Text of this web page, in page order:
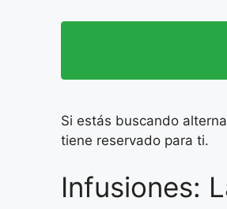
Si estás buscando
tiene reservado para ti.
Infusiones: